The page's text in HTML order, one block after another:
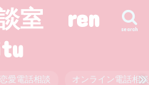
室 ren
search
愛電話相談 オンライン電話相